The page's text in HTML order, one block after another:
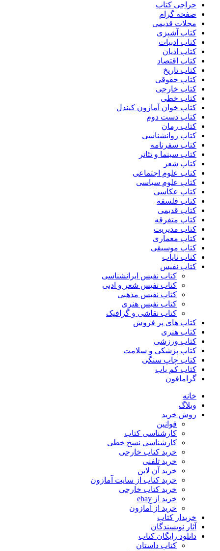
حراجی کتاب
صفحه گرام
مجلات قدیمی
کتاب آشپزی
کتاب ادبیات
کتاب ادیان
کتاب اقتصاد
کتاب تاریخ
کتاب حقوقی
کتاب خارجی
کتاب خطی
کتاب خوان آمازون کیندل
کتاب دست دوم
کتاب رمان
کتاب روانشناسی
کتاب سفرنامه
کتاب سینما و تئاتر
کتاب شعر
کتاب علوم اجتماعی
کتاب علوم سیاسی
کتاب عکاسی
کتاب فلسفه
کتاب قدیمی
کتاب متفرقه
کتاب مدیریت
کتاب معماری
کتاب موسیقی
کتاب نایاب
کتاب نفیس
کتاب نفیس ایرانشناسی
کتاب نفیس شعر و ادبی
کتاب نفیس مذهبی
کتاب نفیس هنری
کتاب نقاشی و گرافیک
کتاب های پر فروش
کتاب هنری
کتاب ورزشی
کتاب پزشکی و سلامت
کتاب چاپ سنگی
کتاب کم یاب
گرامافون
خانه
وبلاگ
روش خرید
قوانین
کارشناسی کتاب
کارشناسی نسخ خطی
خرید کتاب خارجی
خرید تلفنی
خرید آن لاین
خرید کتاب از سایت آمازون
خرید کتاب خارجی
خرید از ebay
خرید از آمازون
خریدار کتاب
آثار نویسندگان
دانلود رایگان کتاب
کتاب داستان